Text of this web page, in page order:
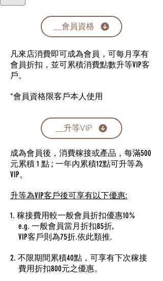
__會員資格
​凡來店消費即可成為會員，可每月享有
會員折扣，並可累積消費點數升等VIP客
戶。
​*會員資格限客戶本人使用
__升等VIP
成為會員後，消費稼接或產品，每滿500
元累積 1 點 ; 一年內累積12點可升等為
VIP。
升等為VIP客戶後可享有以下優惠:
1. 稼接費用較一般會員折扣優惠10%
e.g. 一般會員當月折扣85折,
VIP客戶則為75折.依此類推.
2. 不限期間累積40點，可享有下次稼接
費用折扣800元之優惠。